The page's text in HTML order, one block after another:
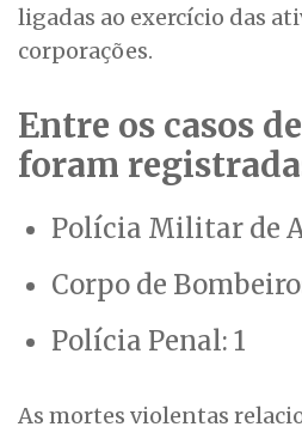
ligadas ao exercício das
corporações.
Entre os casos
foram
Polícia Militar de
Corpo de
Polícia Penal: 1
As mortes violentas